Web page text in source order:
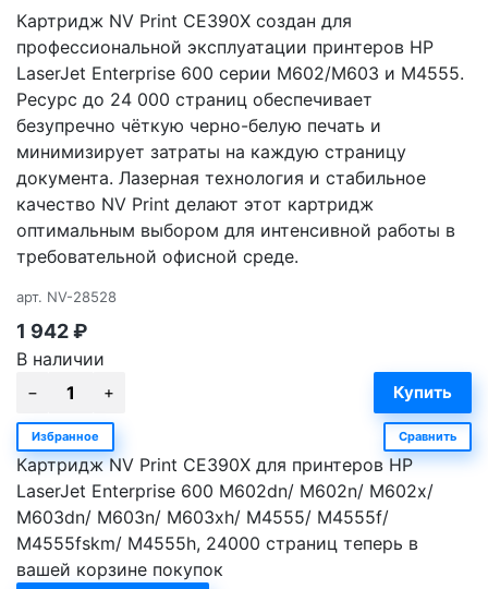
Картридж NV Print CE390X создан для
профессиональной эксплуатации принтеров HP
LaserJet Enterprise 600 серии M602/M603 и M4555.
Ресурс до 24 000 страниц обеспечивает
безупречно чёткую черно-белую печать и
минимизирует затраты на каждую страницу
документа. Лазерная технология и стабильное
качество NV Print делают этот картридж
оптимальным выбором для интенсивной работы в
требовательной офисной среде.
арт. NV-28528
1 942₽
В наличии
Избранное Сравнить
Картридж NV Print CE390X для принтеров HP
LaserJet Enterprise 600 M602dn/ M602n/ M602x/
M603dn/ M603n/ M603xh/ M4555/ M4555f/
M4555fskm/ M4555h, 24000 страниц теперь в
вашей корзине покупок